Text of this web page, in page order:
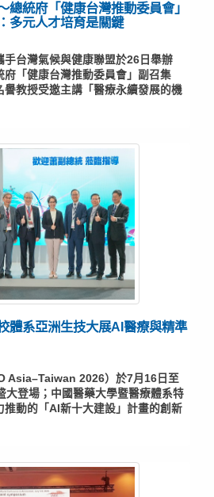
總統府「健康台灣推動委員會」
多元人才培育是關鍵
手台灣氣候與健康聯盟於26日舉辦
府「健康台灣推動委員會」副召集
譽教授受邀主講「醫療永續發展的機
體系亞洲生技大展AI醫療與精準
Asia–Taiwan 2026）於7月16日至
大登場；中國醫藥大學暨醫療體系特
推動的「AI新十大建設」計畫的創新